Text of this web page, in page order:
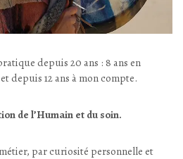
depuis 20 ans : 8 ans en
depuis 12 ans à mon compte.
de l’Humain et du soin.
par curiosité personnelle et